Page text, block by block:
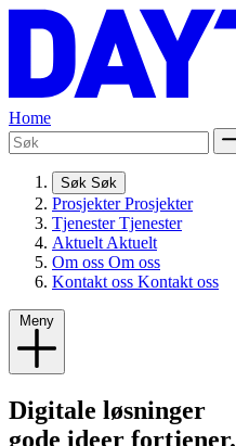
Home
Søk Søk
Prosjekter Prosjekter
Tjenester Tjenester
Aktuelt Aktuelt
Om oss Om oss
Kontakt oss Kontakt oss
Meny
Digitale løsninger
gode ideer fortjener.